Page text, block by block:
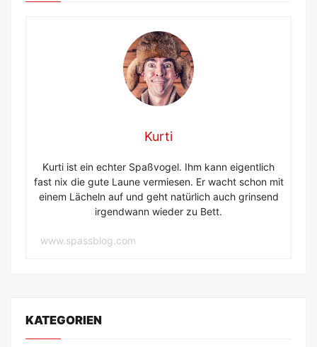
Kurti
Kurti ist ein echter Spaßvogel. Ihm kann eigentlich
fast nix die gute Laune vermiesen. Er wacht schon mit
einem Lächeln auf und geht natürlich auch grinsend
irgendwann wieder zu Bett.
www.spassblog.com
KATEGORIEN